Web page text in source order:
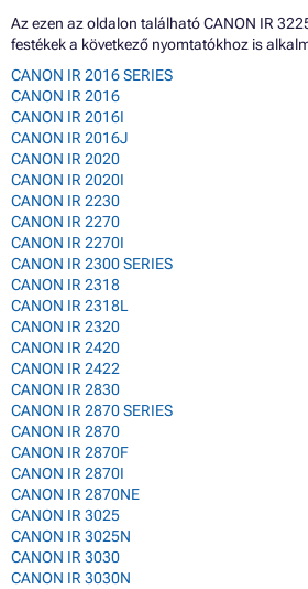
Az ezen az oldalon található CANON IR
festékek a következő nyomtatókhoz is
CANON IR 2016 SERIES
CANON IR 2016
CANON IR 2016I
CANON IR 2016J
CANON IR 2020
CANON IR 2020I
CANON IR 2230
CANON IR 2270
CANON IR 2270I
CANON IR 2300 SERIES
CANON IR 2318
CANON IR 2318L
CANON IR 2320
CANON IR 2420
CANON IR 2422
CANON IR 2830
CANON IR 2870 SERIES
CANON IR 2870
CANON IR 2870F
CANON IR 2870I
CANON IR 2870NE
CANON IR 3025
CANON IR 3025N
CANON IR 3030
CANON IR 3030N